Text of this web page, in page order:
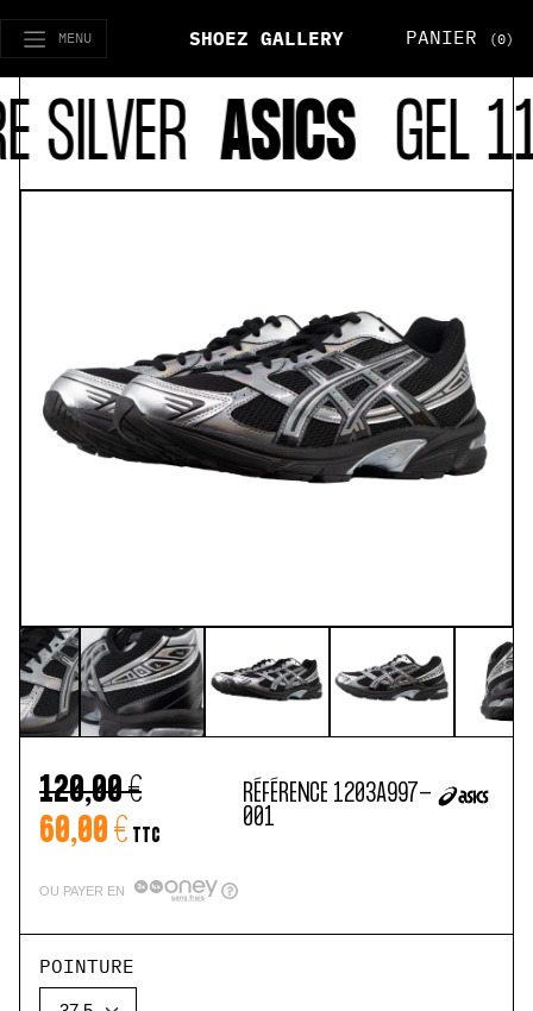
MENU SHOEZ GALLERY PANIER (0)
ASICS GEL
120,00 €
60,00 € TTC
OU PAYER EN
RÉFÉRENCE 1203A997-
001
POINTURE